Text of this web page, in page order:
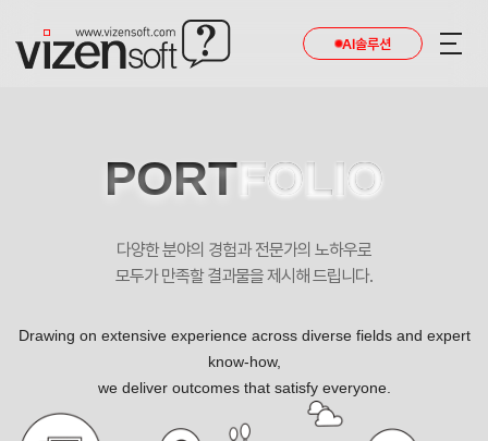
AI솔루션
시스템솔루션 반응형 기업 홈페이지제작 포트폴리오
PORTFOLIO
다양한 분야의 경험과 전문가의 노하우로
모두가 만족할 결과물을 제시해 드립니다.
Drawing on extensive experience across diverse fields and expert
know-how,
we deliver outcomes that satisfy everyone.